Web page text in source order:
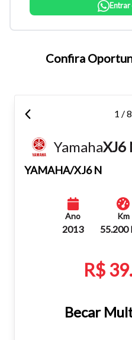
Tamanho do texto
atalhos Ctrl+ (para
teclado.
Entrar
Confira
1 / 8
YamahaXJ6
YAMAHA/XJ6 N
Ano
2013
Km
55.200
R$
Becar